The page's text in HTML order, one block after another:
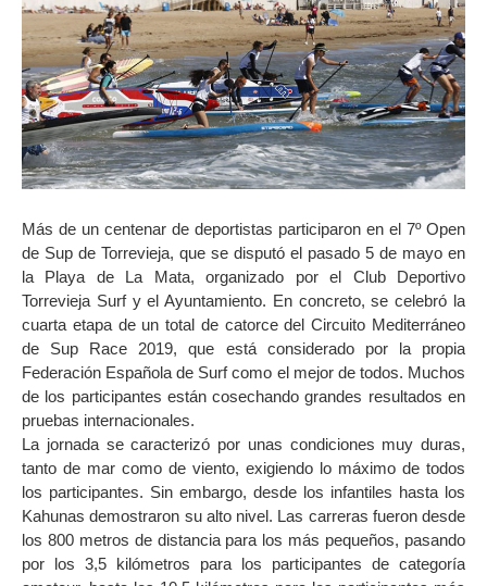
Más de un centenar de deportistas participaron en el 7º Open
de Sup de Torrevieja, que se disputó el pasado 5 de mayo en
la Playa de La Mata, organizado por el Club Deportivo
Torrevieja Surf y el Ayuntamiento. En concreto, se celebró la
cuarta etapa de un total de catorce del Circuito Mediterráneo
de Sup Race 2019, que está considerado por la propia
Federación Española de Surf como el mejor de todos. Muchos
de los participantes están cosechando grandes resultados en
pruebas internacionales.
La jornada se caracterizó por unas condiciones muy duras,
tanto de mar como de viento, exigiendo lo máximo de todos
los participantes. Sin embargo, desde los infantiles hasta los
Kahunas demostraron su alto nivel. Las carreras fueron desde
los 800 metros de distancia para los más pequeños, pasando
por los 3,5 kilómetros para los participantes de categoría